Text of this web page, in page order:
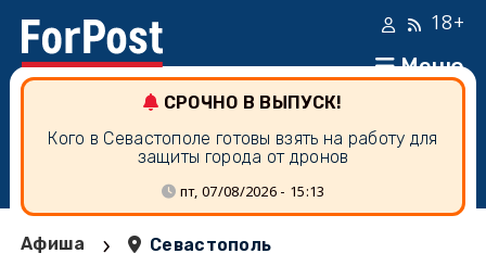
Меню
18+
СРОЧНО В ВЫПУСК!
Кого в Севастополе готовы взять на работу для
защиты города от дронов
пт, 07/08/2026 - 15:13
Афиша › Севастополь